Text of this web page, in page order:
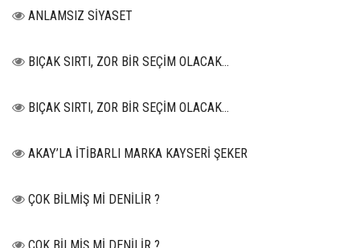
ANLAMSIZ SİYASET
BIÇAK SIRTI, ZOR BİR SEÇİM OLACAK…
BIÇAK SIRTI, ZOR BİR SEÇİM OLACAK…
AKAY’LA İTİBARLI MARKA KAYSERİ ŞEKER
ÇOK BİLMİŞ Mİ DENİLİR ?